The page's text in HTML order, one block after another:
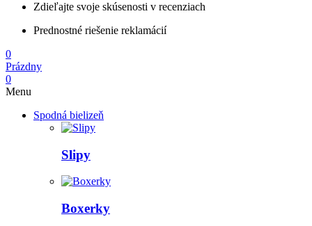
Zdieľajte svoje skúsenosti v recenziach
Prednostné riešenie reklamácií
0
Prázdny
0
Menu
Spodná bielizeň
Slipy
Boxerky